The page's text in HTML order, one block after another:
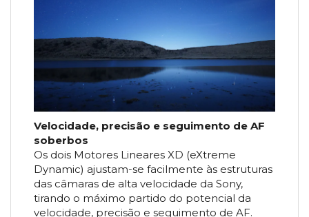
Velocidade, precisão e seguimento de AF
soberbos
Os dois Motores Lineares XD (eXtreme
Dynamic) ajustam-se facilmente às estruturas
das câmaras de alta velocidade da Sony,
tirando o máximo partido do potencial da
velocidade, precisão e seguimento de AF.